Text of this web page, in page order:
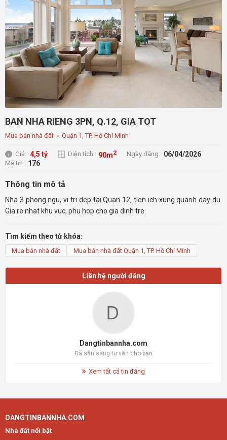
BAN NHA RIENG 3PN, Q.12, GIA TOT
Mua bán nhà đất » Quận 1, TP. Hồ Chí Minh
Giá : 4,5 tỷ Diện tích : 90m2 Ngày đăng : 06/04/2026
Mã tin : 176
Thông tin mô tả
Nha 3 phong ngu, vi tri dep tai Quan 12, tien ich xung quanh day du.
Gia re nhat khu vuc, phu hop cho gia dinh tre.
Tìm kiếm theo từ khóa:
Mua bán nhà đất Mua bán nhà đất Quận 1, TP. Hồ Chí Minh
Liên hệ người đăng
Dangtinbannha.com
Đã sẵn sàng tư vấn cho bạn
Xem tất cả tin đăng
DANGTINBANNHA.COM
Nhà đất nổi bật